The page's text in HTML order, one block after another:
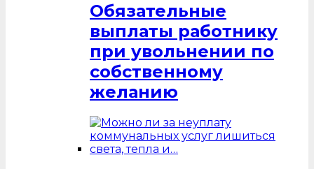
Обязательные
выплаты работнику
при увольнении по
собственному
желанию